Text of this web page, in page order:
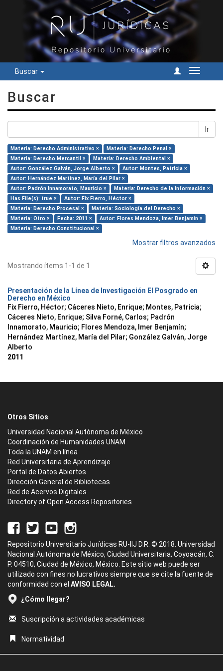
Buscar
Cambiar
Buscar
Ir
Materia: Derecho Administrativo ×
Materia: Derecho Penal ×
Materia: Derecho Mercantil ×
Materia: Derecho Ambiental ×
Autor: González Galván, Jorge Alberto ×
Autor: Montes, Patricia ×
Autor: Hernández Martínez, María del Pilar ×
Autor: Padrón Innamorato, Mauricio ×
Materia: Derecho de la Información ×
Has File(s): true ×
Autor: Fix Fierro, Héctor ×
Materia: Derecho Procesal ×
Materia: Sociología del Derecho ×
Materia: Otro ×
Fecha: 2011 ×
Autor: Flores Mendoza, Imer Benjamín ×
Materia: Derecho Constitucional ×
Mostrar filtros avanzados
Mostrando ítems 1-1 de 1
Presentación de la Línea de Investigación El Posgrado en
Derecho en México
Fix Fierro, Héctor; Cáceres Nieto, Enrique; Montes, Patricia;
Cáceres Nieto, Enrique; Silva Forné, Carlos; Padrón
Innamorato, Mauricio; Flores Mendoza, Imer Benjamín;
Hernández Martínez, María del Pilar; González Galván, Jorge
Alberto
2011
Otros Sitios
Universidad Nacional Autónoma de México
Coordinación de Humanidades UNAM
Toda la UNAM en línea
Red Universitaria de Aprendizaje
Portal de Datos Abiertos
Dirección General de Bibliotecas
Red de Acervos Digitales
Directory of Open Access Repositories
Repositorio Universitario Jurídicas RU-IIJ D.R. © 2018. Universidad
Nacional Autónoma de México, Ciudad Universitaria, Coyoacán, C.
P. 04510, Ciudad de México, México. Este sitio web puede ser
utilizado con fines no lucrativos siempre que se cite la fuente de
conformidad con el AVISO LEGAL.
¿Cómo llegar?
Suscripción a actividades académicas
Normatividad